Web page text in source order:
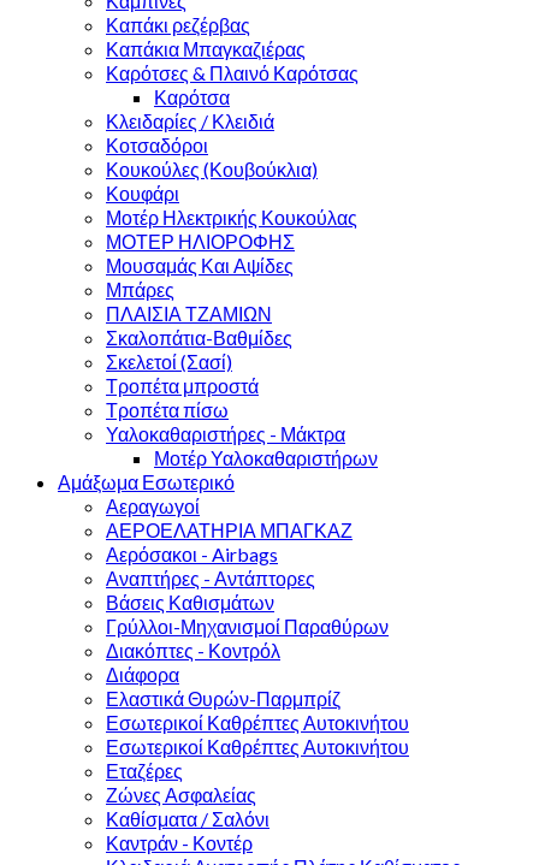
Καπάκι ρεζέρβας
Καπάκια Μπαγκαζιέρας
Καρότσες & Πλαινό Καρότσας
Καρότσα
Κλειδαρίες / Κλειδιά
Κοτσαδόροι
Κουκούλες (Κουβούκλια)
Κουφάρι
Μοτέρ Ηλεκτρικής Κουκούλας
ΜΟΤΕΡ ΗΛΙΟΡΟΦΗΣ
Μουσαμάς Και Αψίδες
Μπάρες
ΠΛΑΙΣΙΑ ΤΖΑΜΙΩΝ
Σκαλοπάτια-Βαθμίδες
Σκελετοί (Σασί)
Τροπέτα μπροστά
Τροπέτα πίσω
Υαλοκαθαριστήρες - Μάκτρα
Μοτέρ Υαλοκαθαριστήρων
Αμάξωμα Εσωτερικό
Αεραγωγοί
ΑΕΡΟΕΛΑΤΗΡΙΑ ΜΠΑΓΚΑΖ
Αερόσακοι - Airbags
Αναπτήρες - Αντάπτορες
Βάσεις Καθισμάτων
Γρύλλοι-Μηχανισμοί Παραθύρων
Διακόπτες - Κοντρόλ
Διάφορα
Ελαστικά Θυρών-Παρμπρίζ
Εσωτερικοί Καθρέπτες Αυτοκινήτου
Εσωτερικοί Καθρέπτες Αυτοκινήτου
Εταζέρες
Ζώνες Ασφαλείας
Καθίσματα / Σαλόνι
Καντράν - Κοντέρ